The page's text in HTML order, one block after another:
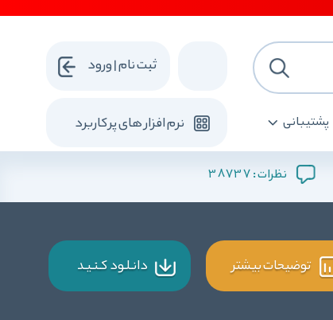
پشتیبانی نرم افزار های پرکاربرد
ثبت نام | ورود
نظرات :38737
توضیحات بیشتر دانـلـود کـنـیـد